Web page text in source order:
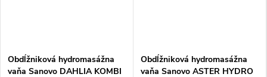
Obdĺžniková hydromasážna
vaňa Sanovo DAHLIA KOMBI
Obdĺžniková hydromasážna
vaňa Sanovo ASTER HYDRO